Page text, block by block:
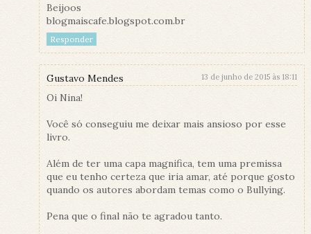
Beijoos
blogmaiscafe.blogspot.com.br
Responder
Gustavo Mendes 13 de junho de 2015 às 18:11
Oi Nina!
Você só conseguiu me deixar mais ansioso por esse
livro.
Além de ter uma capa magnifica, tem uma premissa
que eu tenho certeza que iria amar, até porque gosto
quando os autores abordam temas como o Bullying.
Pena que o final não te agradou tanto.